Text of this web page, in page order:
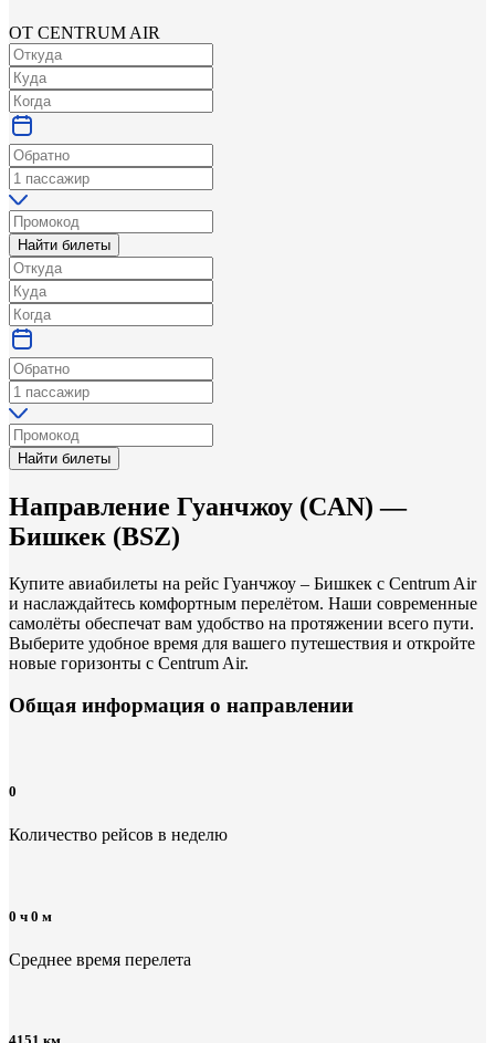
ОТ CENTRUM AIR
Найти билеты
Найти билеты
Направление Гуанчжоу (CAN) —
Бишкек (BSZ)
Купите авиабилеты на рейс Гуанчжоу – Бишкек с Centrum Air
и наслаждайтесь комфортным перелётом. Наши современные
самолёты обеспечат вам удобство на протяжении всего пути.
Выберите удобное время для вашего путешествия и откройте
новые горизонты с Centrum Air.
Общая информация о направлении
0
Количество рейсов в неделю
0 ч 0 м
Среднее время перелета